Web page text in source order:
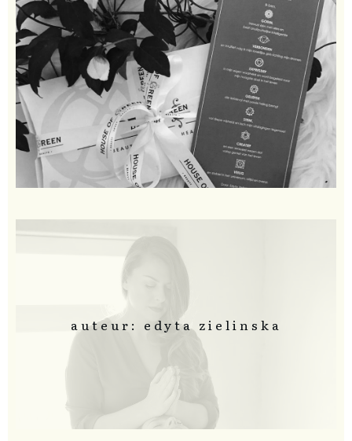
auteur: edyta zielinska